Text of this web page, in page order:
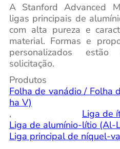
A Stanford Advanced
ligas principais de
com alta pureza e
material. Formas e
personalizados estão
solicitação.
Produtos
Folha de vanádio / Folha
ha V)
, Liga de
Liga de alumínio-lítio (Al-
Liga principal de níquel-